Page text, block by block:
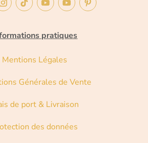
pratiques
Mentions Légales
Générales de Vente
de port & Livraison
des données